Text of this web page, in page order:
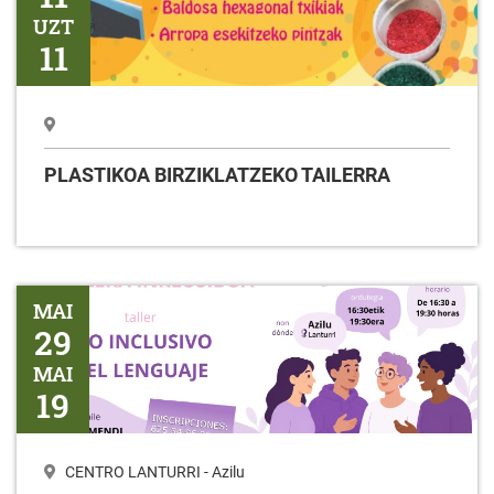
UZT
11
PLASTIKOA BIRZIKLATZEKO TAILERRA
Tailerra HIZKUNTZAREN ERABILERA INKLUSIBOA
MAI
29
MAI
19
CENTRO LANTURRI - Azilu